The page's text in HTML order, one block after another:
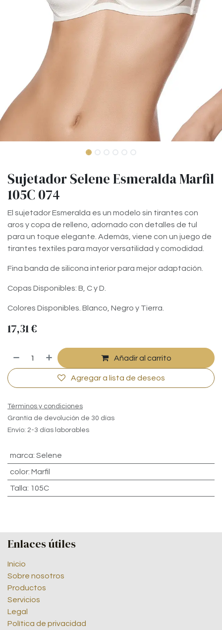
Sujetador Selene Esmeralda Marfil
105C 074
El sujetador Esmeralda es un modelo sin tirantes con
aros y copa de relleno, adornado con detalles de tul
para un toque elegante. Además, viene con un juego de
tirantes textiles para mayor versatilidad y comodidad.
Fina banda de silicona interior para mejor adaptación.
Copas Disponibles: B, C y D.
Colores Disponibles. Blanco, Negro y Tierra.
17,31€
Añadir al carrito
Agregar a lista de deseos
Términos y condiciones
Grantía de devolución de 30 días
Envío: 2-3 días laborables
marca: Selene
color: Marfil
Talla: 105C
Enlaces útiles
Inicio
Sobre nosotros
Productos
Servicios
Legal
Política de privacidad